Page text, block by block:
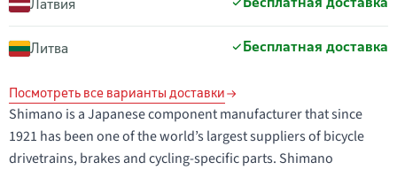
Латвия
Литва Бесплатная доставка
Посмотреть все варианты доставки
Shimano is a Japanese component manufacturer that since
1921 has been one of the world’s largest suppliers of bicycle
drivetrains, brakes and cycling-specific parts. Shimano